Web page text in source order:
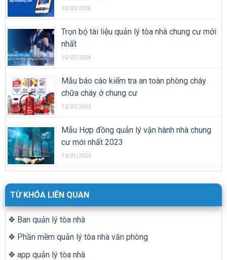
10/03/2026
Trọn bộ tài liệu quản lý tòa nhà chung cư mới
nhất
15/07/2024
Mẫu báo cáo kiểm tra an toàn phòng cháy
chữa cháy ở chung cư
12/07/2023
Mẫu Hợp đồng quản lý vận hành nhà chung
cư mới nhất 2023
13/01/2023
TỪ KHÓA LIÊN QUAN
❖ Ban quản lý tòa nhà
❖ Phần mềm quản lý tòa nhà văn phòng
❖ app quản lý tòa nhà